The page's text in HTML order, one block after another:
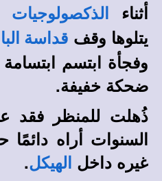
أثناء
الذكصولوجيات
يتلوها وقف قداسة
وفجأة ابتسم
ضحكة خفيفة.
ذُهلت للمنظر
السنوات أراه
غيره داخل
الهيكل.